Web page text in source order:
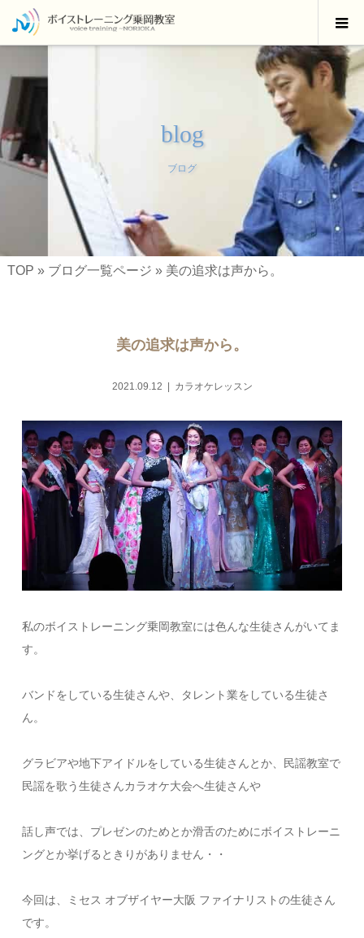
blog
ブログ
TOP » ブログ一覧ページ » 美の追求は声から。
美の追求は声から。
2021.09.12 カラオケレッスン
私のボイストレーニング乗岡教室には色んな生徒さんがいてま
す。
バンドをしている生徒さんや、タレント業をしている生徒さ
ん。
グラビアや地下アイドルをしている生徒さんとか、民謡教室で
民謡を歌う生徒さんカラオケ大会へ生徒さんや
話し声では、プレゼンのためとか滑舌のためにボイストレーニ
ングとか挙げるときりがありません・・
今回は、ミセス オブザイヤー大阪 ファイナリストの生徒さん
です。